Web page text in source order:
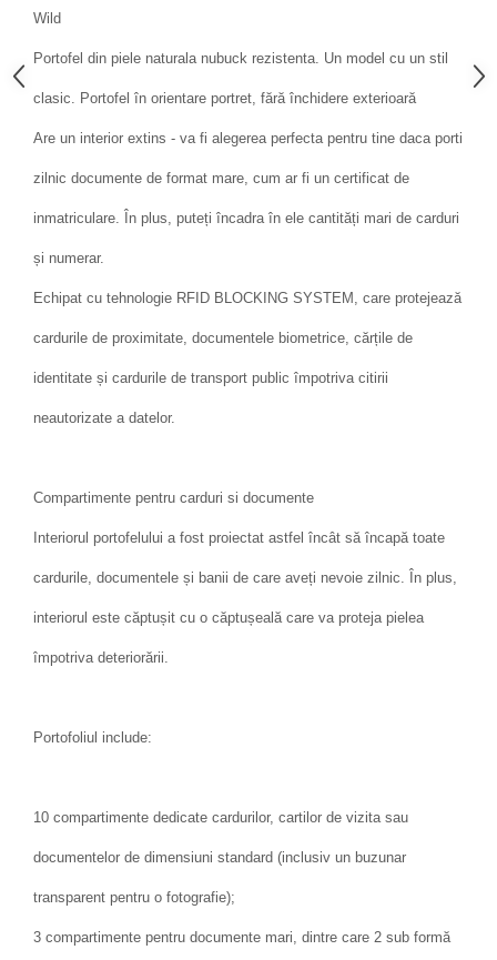
Wild
Portofel din piele naturala nubuck rezistenta. Un model cu un stil
clasic. Portofel în orientare portret, fără închidere exterioară
Are un interior extins - va fi alegerea perfecta pentru tine daca porti
zilnic documente de format mare, cum ar fi un certificat de
inmatriculare. În plus, puteți încadra în ele cantități mari de carduri
și numerar.
Echipat cu tehnologie RFID BLOCKING SYSTEM, care protejează
cardurile de proximitate, documentele biometrice, cărțile de
identitate și cardurile de transport public împotriva citirii
neautorizate a datelor.
Compartimente pentru carduri si documente
Interiorul portofelului a fost proiectat astfel încât să încapă toate
cardurile, documentele și banii de care aveți nevoie zilnic. În plus,
interiorul este căptușit cu o căptușeală care va proteja pielea
împotriva deteriorării.
Portofoliul include:
10 compartimente dedicate cardurilor, cartilor de vizita sau
documentelor de dimensiuni standard (inclusiv un buzunar
transparent pentru o fotografie);
3 compartimente pentru documente mari, dintre care 2 sub formă